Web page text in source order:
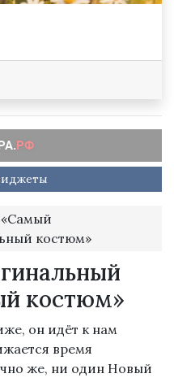
«Самый
костюм»
костюм»
он идёт к нам
время
же, ни один Новый